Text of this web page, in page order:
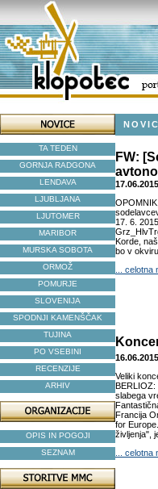
TA TEDEN
GORNJA RADGONA
LENDAVA
LJUBLJANA
LJUTOMER
MARIBOR
MURSKA SOBOTA
ORMOŽ
POMURJE
SLOVENIJA
SPODNJI KAMENŠČAK
TUJINA
PO VSEBINI
RECENZIJE
ARHIV
OPIS IN POGOJI
SEZNAM
FW:
17. 6.
Korde,
bo v
...
Veliki
BERLIOZ:
slabega
Francija
for
življenja", je
...